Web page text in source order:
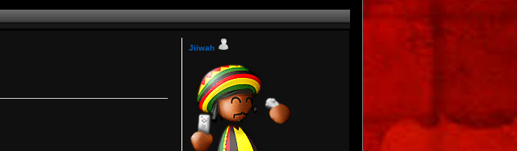
Jiiwah